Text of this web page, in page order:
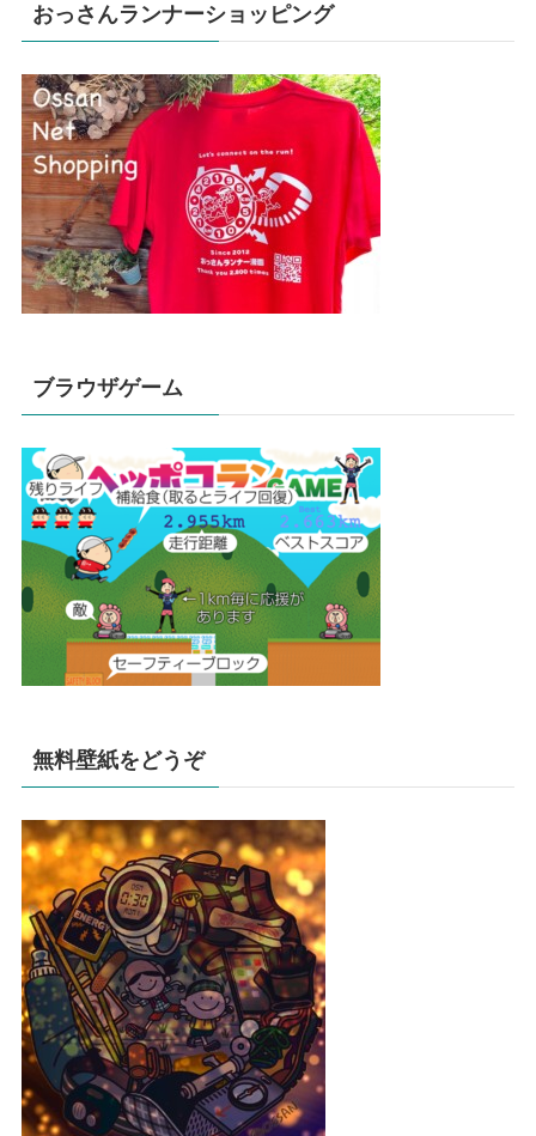
おっさんランナーショッピング
ブラウザゲーム
無料壁紙をどうぞ